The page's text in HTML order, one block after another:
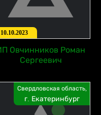
10.10.2023
Овчинников Роман
Сергеевич
Свердловская область,
г. Екатеринбург